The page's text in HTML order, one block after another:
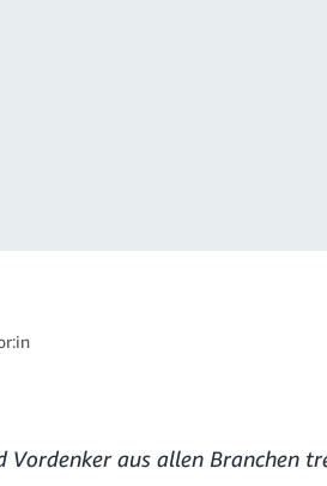
Vordenker aus allen Branchen